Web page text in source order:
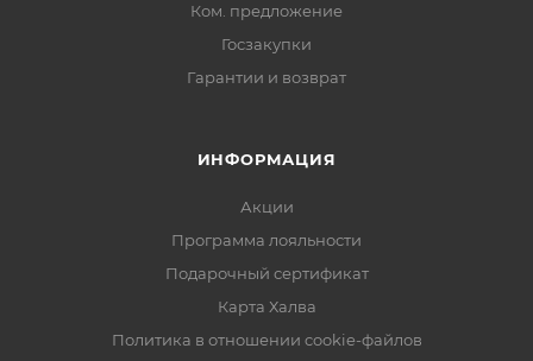
Ком. предложение
Госзакупки
Гарантии и возврат
ИНФОРМАЦИЯ
Акции
Программа лояльности
Подарочный сертификат
Карта Халва
Политика в отношении cookie-файлов